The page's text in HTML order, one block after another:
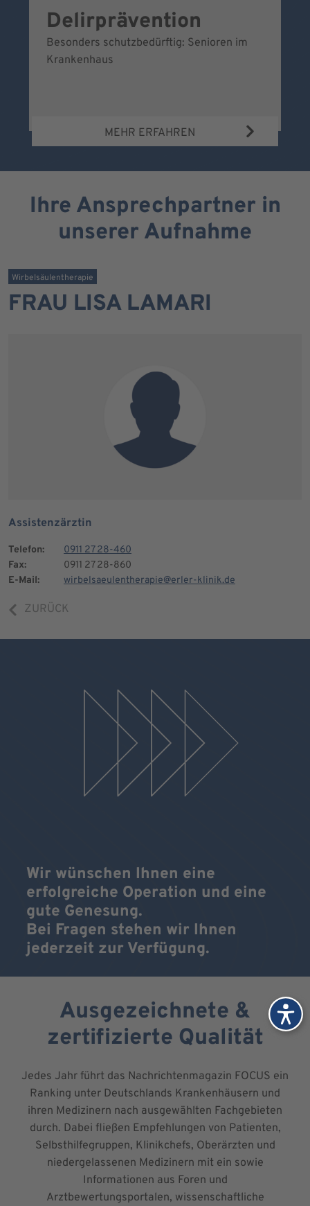
Delirprävention
Besonders schutzbedürftig: Senioren im
Krankenhaus
MEHR ERFAHREN
Ihre Ansprechpartner in
unserer Aufnahme
Wirbelsäulentherapie
FRAU LISA LAMARI
Assistenzärztin
Telefon:
0911 27 28-460
Fax:
0911 27 28-860
E-Mail:
wirbelsaeulentherapie@erler-klinik.de
ZURÜCK
Wir wünschen Ihnen eine
erfolgreiche Operation und eine
gute Genesung.
Bei Fragen stehen wir Ihnen
jederzeit zur Verfügung.
Ausgezeichnete &
zertifizierte Qualität
Jedes Jahr führt das Nachrichtenmagazin FOCUS ein
Ranking unter Deutschlands Krankenhäusern und
ihren Medizinern nach ausgewählten Fachgebieten
durch. Dabei fließen Empfehlungen von Patienten,
Selbsthilfegruppen, Klinikchefs, Oberärzten und
niedergelassenen Medizinern mit ein sowie
Informationen aus Foren und
Arztbewertungsportalen, wissenschaftliche